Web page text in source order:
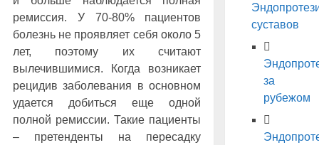
ремиссия. У 70-80% пациентов
болезнь не проявляет себя около 5
лет, поэтому их считают
вылечившимися. Когда возникает
рецидив заболевания в основном
удается добиться еще одной
полной ремиссии. Такие пациенты
– претенденты на пересадку
суставов
за
рубежом